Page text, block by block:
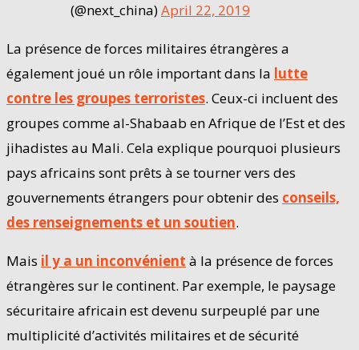
(@next_china)April 22, 2019
La présence de forces militaires étrangères a
également joué un rôle important dans la lutte
contre les groupes terroristes. Ceux-ci incluent des
groupes comme al-Shabaab en Afrique de l’Est et des
jihadistes au Mali. Cela explique pourquoi plusieurs
pays africains sont prêts à se tourner vers des
gouvernements étrangers pour obtenir des conseils,
des renseignements et un soutien.
Mais il y a un inconvénient à la présence de forces
étrangères sur le continent. Par exemple, le paysage
sécuritaire africain est devenu surpeuplé par une
multiplicité d’activités militaires et de sécurité